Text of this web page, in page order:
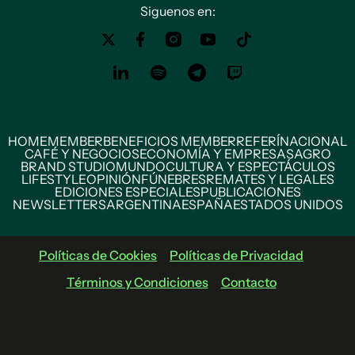
Siguenos en:
HOMEMEMBERBENEFICIOS MEMBERREFERÍNACIONAL
CAFÉ Y NEGOCIOSECONOMÍA Y EMPRESASAGRO
BRAND STUDIOMUNDOCULTURA Y ESPECTÁCULOS
LIFESTYLEOPINIÓNFÚNEBRESREMATES Y LEGALES
EDICIONES ESPECIALESPUBLICACIONES
NEWSLETTERSARGENTINAESPAÑAESTADOS UNIDOS
Políticas de Cookies
Políticas de Privacidad
Términos y Condiciones
Contacto